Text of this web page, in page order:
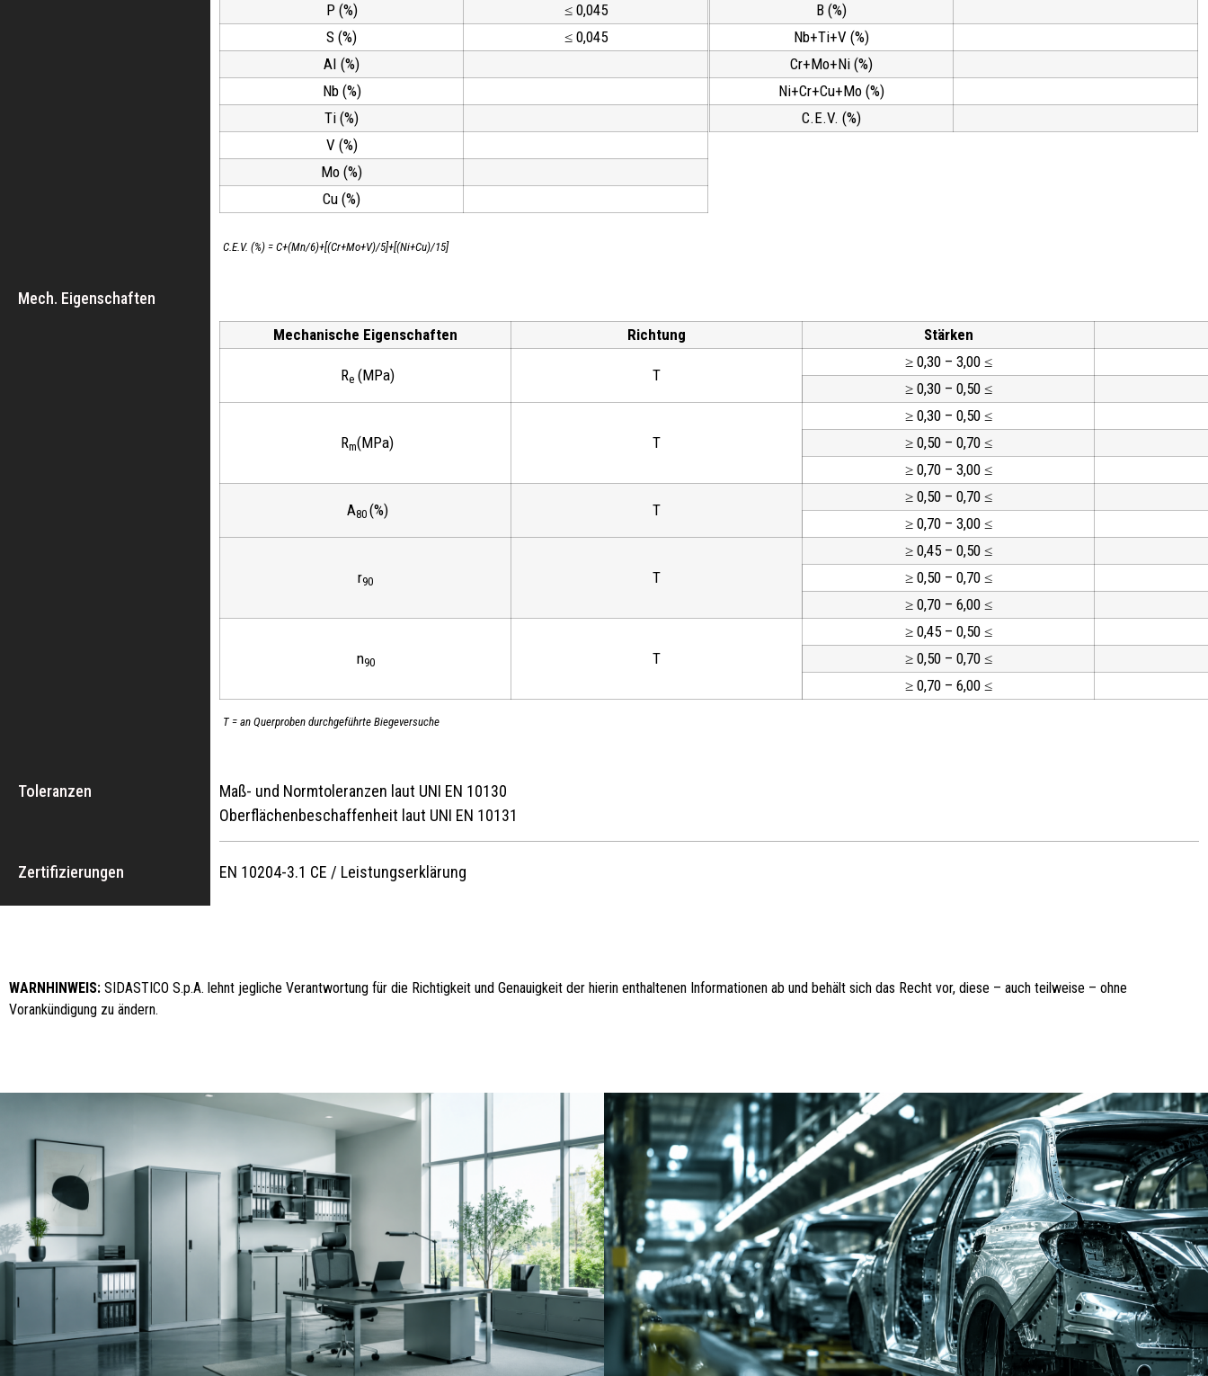
P (%)
≤ 0,045
S (%)
≤ 0,045
AI (%)
Nb (%)
Ti (%)
V (%)
Mo (%)
Cu (%)
B (%)
Nb+Ti+V (%)
Cr+Mo+Ni (%)
Ni+Cr+Cu+Mo (%)
C.E.V. (%)
C.E.V. (%) = C+(Mn/6)+[(Cr+Mo+V)/5]+[(Ni+Cu)/15]
Mech. Eigenschaften
Mechanische Eigenschaften Richtung Stärken
Re(MPa) T
≥ 0,30 – 3,00 ≤
≥ 0,30 – 0,50 ≤
Rm(MPa) T
≥ 0,30 – 0,50 ≤
≥ 0,50 – 0,70 ≤
≥ 0,70 – 3,00 ≤
A80 (%) T
≥ 0,50 – 0,70 ≤
≥ 0,70 – 3,00 ≤
r90 T
≥ 0,45 – 0,50 ≤
≥ 0,50 – 0,70 ≤
≥ 0,70 – 6,00 ≤
n90 T
≥ 0,45 – 0,50 ≤
≥ 0,50 – 0,70 ≤
≥ 0,70 – 6,00 ≤
T = an Querproben durchgeführte Biegeversuche
Toleranzen
Maß- und Normtoleranzen laut UNI EN 10130
Oberflächenbeschaffenheit laut UNI EN 10131
Zertifizierungen EN 10204-3.1 CE / Leistungserklärung
WARNHINWEIS: SIDASTICO S.p.A. lehnt jegliche Verantwortung für die Richtigkeit und Genauigkeit der hierin enthaltenen Informationen ab und behält sich das Recht vor, diese – auch teilweise – ohne
Vorankündigung zu ändern.